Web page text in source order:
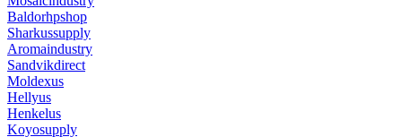
Baldorhpshop
Sharkussupply
Aromaindustry
Sandvikdirect
Moldexus
Hellyus
Henkelus
Koyosupply